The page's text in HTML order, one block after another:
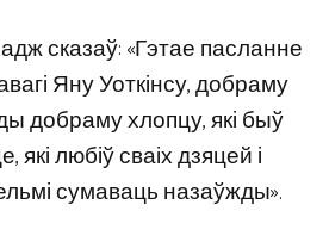
сказаў: «Гэтае пасланне
Яну Уоткінсу, добраму
добраму хлопцу, які быў
які любіў сваіх дзяцей і
сумаваць назаўжды».